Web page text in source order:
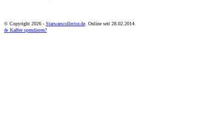
© Copyright 2026 - Starwarscollector.de . Online seit 28.02.2014.
☕ Kaffee spendieren?